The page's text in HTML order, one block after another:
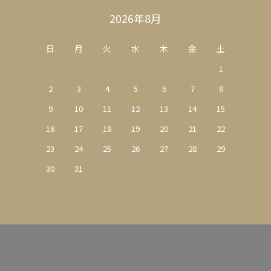
2026年8月
日 月 火 水 木 金 土
1
2
3 4 5 6 7
8
9
10 11 12 13 14
15
16
17 18 19 20 21
22
23
24 25 26 27 28
29
30
31